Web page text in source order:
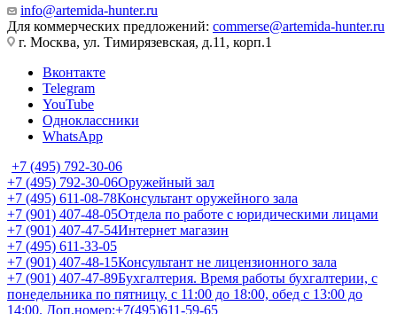
info@artemida-hunter.ru
Для коммерческих предложений: commerse@artemida-hunter.ru
г. Москва, ул. Тимирязевская, д.11, корп.1
Вконтакте
Telegram
YouTube
Одноклассники
WhatsApp
+7 (495) 792-30-06
+7 (495) 792-30-06Оружейный зал
+7 (495) 611-08-78Консультант оружейного зала
+7 (901) 407-48-05Отдела по работе с юридическими лицами
+7 (901) 407-47-54Интернет магазин
+7 (495) 611-33-05
+7 (901) 407-48-15Консультант не лицензионного зала
+7 (901) 407-47-89Бухгалтерия. Время работы бухгалтерии, с
понедельника по пятницу, с 11:00 до 18:00, обед с 13:00 до
14:00. Доп.номер:+7(495)611-59-65